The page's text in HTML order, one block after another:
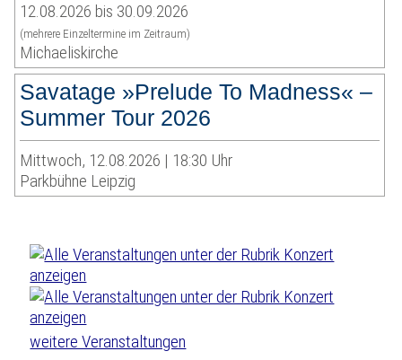
12.08.2026 bis 30.09.2026
(mehrere Einzeltermine im Zeitraum)
Michaeliskirche
Savatage »Prelude To Madness« –
Summer Tour 2026
Mittwoch, 12.08.2026 | 18:30 Uhr
Parkbühne Leipzig
weitere Veranstaltungen